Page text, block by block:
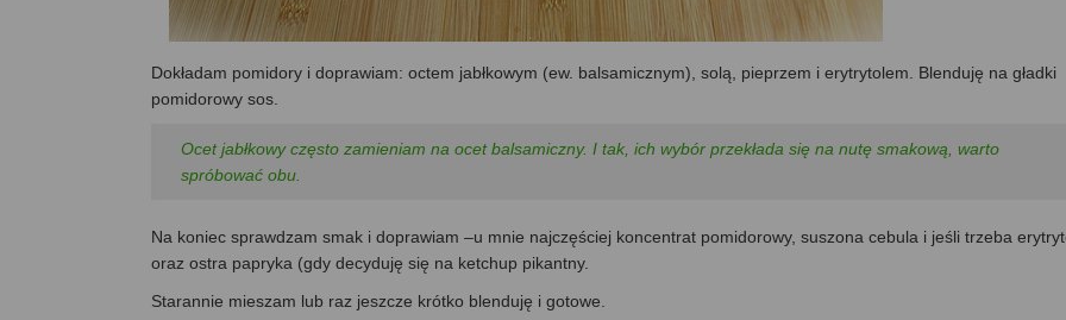
Dokładam pomidory i doprawiam: octem jabłkowym (ew. balsamicznym), solą, pieprzem i erytrytolem. Blenduję na gładki
pomidorowy sos.
Ocet jabłkowy często zamieniam na ocet balsamiczny. I tak, ich wybór przekłada się na nutę smakową, warto
spróbować obu.
Na koniec sprawdzam smak i doprawiam –u mnie najczęściej koncentrat pomidorowy, suszona cebula i jeśli trzeba
oraz ostra papryka (gdy decyduję się na ketchup pikantny.
Starannie mieszam lub raz jeszcze krótko blenduję i gotowe.